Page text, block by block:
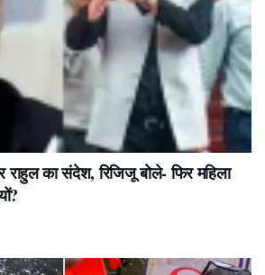
राहुल का संदेश, रिजिजू बोले- फिर महिला